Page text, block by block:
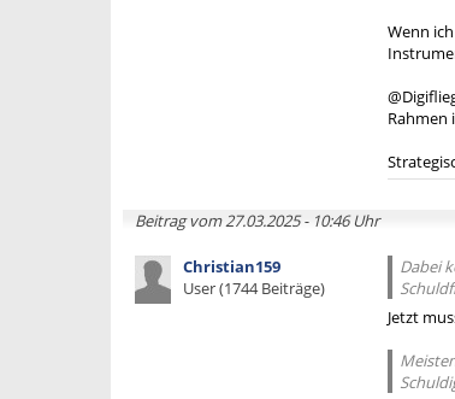
Wenn
Rahmen
Beitrag vom 27.03.2025 - 10:46 Uhr
Christian159
User (1744 Beiträge)
Dabei
Jetzt